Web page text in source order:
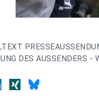
DES AUSSENDERS -